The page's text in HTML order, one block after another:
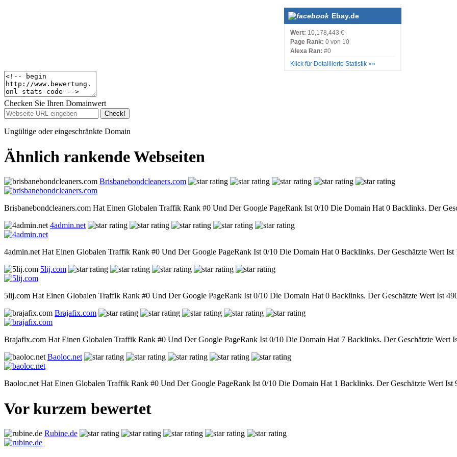
Ebay.de
Wert: 10,178,443 €
Page Rank: 0 von 10
Alexa Ran: #0
Klick für Detaillierte Statistik »»
Checken Sie Ihren Domainwert
Check!
Ungültige oder eingeschränkte Domain
Ähnlich rankende Webseiten
Brisbanebondcleaners.com
Brisbanebondcleaners.com Hat Einen Globalen Traffik Rank #0 Und Der Google PageRank Ist 0/10 Die Domain Hat 0 Backlinks. Der
4admin.net
4admin.net Hat Einen Globalen Traffik Rank #0 Und Der Google PageRank Ist 0/10 Die Domain Hat 0 Backlinks. Der Geschätzte Wert Ist
5lij.com
5lij.com Hat Einen Globalen Traffik Rank #0 Und Der Google PageRank Ist 0/10 Die Domain Hat 0 Backlinks. Der Geschätzte Wert Ist
Brajafix.com
Brajafix.com Hat Einen Globalen Traffik Rank #0 Und Der Google PageRank Ist 0/10 Die Domain Hat 7 Backlinks. Der Geschätzte Wert
Baoloc.net
Baoloc.net Hat Einen Globalen Traffik Rank #0 Und Der Google PageRank Ist 0/10 Die Domain Hat 1 Backlinks. Der Geschätzte Wert Ist
Vor kurzem bewertet
Rubine.de